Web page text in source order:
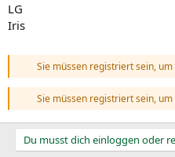
LG
Iris
Sie müssen registriert sein,
Sie müssen registriert sein,
Du musst dich einloggen oder